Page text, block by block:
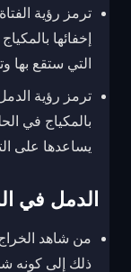
ترمز رؤية
إخفائها
التي ستقع بها
ترمز رؤية
بالمكياج في
يساعدها على
الدمل في
من شاهد
ذلك إلى كونه